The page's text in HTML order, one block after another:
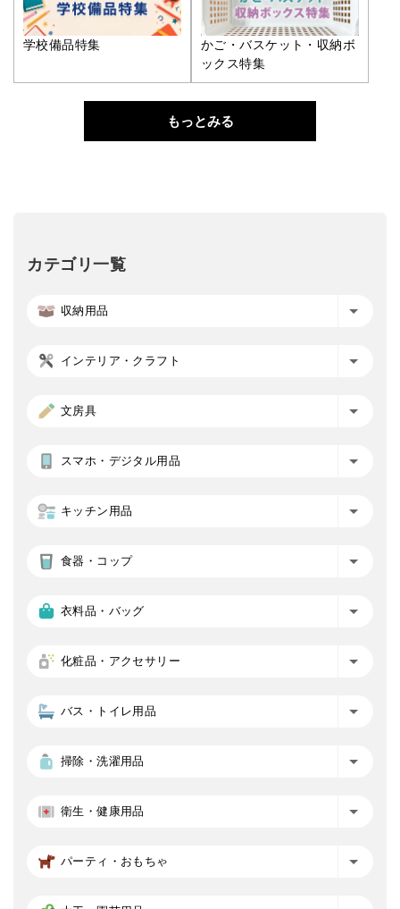
学校備品特集
かご・バスケット・収納ボ
ックス特集
もっとみる
カテゴリ一覧
収納用品
インテリア・クラフト
文房具
スマホ・デジタル用品
キッチン用品
食器・コップ
衣料品・バッグ
化粧品・アクセサリー
バス・トイレ用品
掃除・洗濯用品
衛生・健康用品
パーティ・おもちゃ